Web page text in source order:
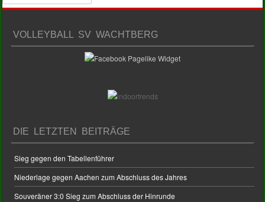
VOLLEYBALL SV WACHTBERG
DIE LETZTEN BEITRÄGE
Sieg gegen den Tabellenführer
Niederlage gegen Aachen zum Abschluss des Jahres
Souveräner 3:0 Sieg zum Abschluss der Hinrunde